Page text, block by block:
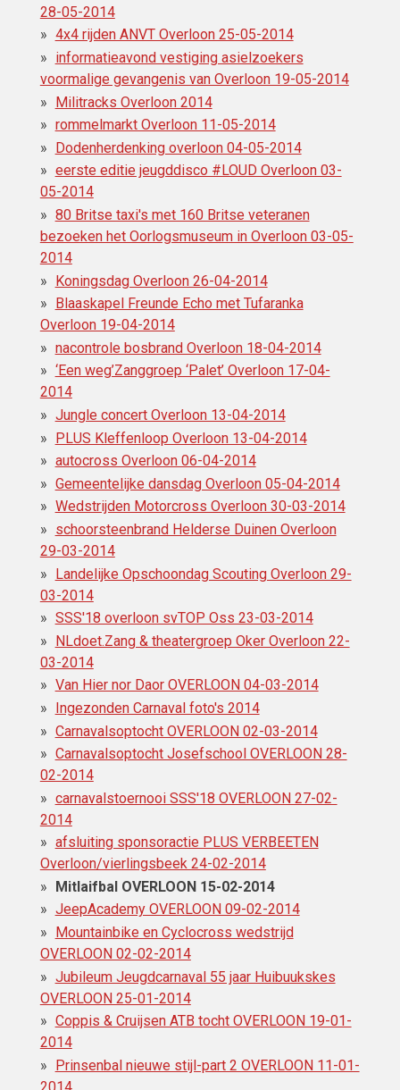
28-05-2014
4x4 rijden ANVT Overloon 25-05-2014
informatieavond vestiging asielzoekers
voormalige gevangenis van Overloon 19-05-2014
Militracks Overloon 2014
rommelmarkt Overloon 11-05-2014
Dodenherdenking overloon 04-05-2014
eerste editie jeugddisco ‪#‎LOUD Overloon 03-
05-2014
80 Britse taxi's met 160 Britse veteranen
bezoeken het Oorlogsmuseum in Overloon 03-05-
2014
Koningsdag Overloon 26-04-2014
Blaaskapel Freunde Echo met Tufaranka
Overloon 19-04-2014
nacontrole bosbrand Overloon 18-04-2014
‘Een weg’Zanggroep ‘Palet’ Overloon 17-04-
2014
Jungle concert Overloon 13-04-2014
PLUS Kleffenloop Overloon 13-04-2014
autocross Overloon 06-04-2014
Gemeentelijke dansdag Overloon 05-04-2014
Wedstrijden Motorcross‎ Overloon 30-03-2014
schoorsteenbrand Helderse Duinen Overloon
29-03-2014
Landelijke Opschoondag Scouting Overloon 29-
03-2014
SSS'18 overloon svTOP Oss 23-03-2014
NLdoet.Zang & theatergroep Oker Overloon 22-
03-2014
Van Hier nor Daor OVERLOON 04-03-2014
Ingezonden Carnaval foto's 2014
Carnavalsoptocht OVERLOON 02-03-2014
Carnavalsoptocht Josefschool OVERLOON 28-
02-2014
carnavalstoernooi SSS'18 OVERLOON 27-02-
2014
afsluiting sponsoractie PLUS VERBEETEN
Overloon/vierlingsbeek 24-02-2014
Mitlaifbal OVERLOON 15-02-2014
JeepAcademy OVERLOON 09-02-2014
Mountainbike en Cyclocross wedstrijd
OVERLOON 02-02-2014
Jubileum Jeugdcarnaval 55 jaar Huibuukskes
OVERLOON 25-01-2014
Coppis & Cruijsen ATB tocht OVERLOON 19-01-
2014
Prinsenbal nieuwe stijl-part 2 OVERLOON 11-01-